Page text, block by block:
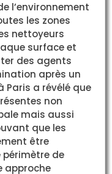
l’environnement
les zones
nettoyeurs
surface et
des agents
après un
a révélé que
non
mais aussi
que les
être
de
approche